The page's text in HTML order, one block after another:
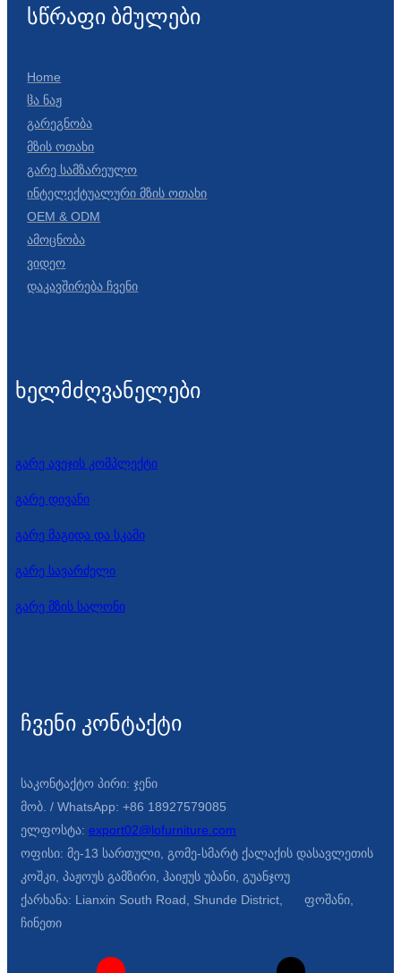
სწრაფი ბმულები
Home
Ჱა Ნაჟ
Გარეგნობა
Მზის Ოთახი
Გარე Სამზარეულო
Ინტელექტუალური Მზის Ოთახი
OEM & ODM
Ამოცნობა
Ვიდეო
Დაკავშირება Ჩვენი
ხელმძღვანელები
გარე ავეჯის კომპლექტი
გარე დივანი
გარე მაგიდა და სკამი
გარე სავარძელი
გარე მზის სალონი
ჩვენი კონტაქტი
საკონტაქტო პირი: ჯენი
მობ. / WhatsApp: +86 18927579085
ელფოსტა: export02@lofurniture.com
ოფისი: მე-13 სართული, გომე-სმარტ ქალაქის დასავლეთის
კოშკი, პაჟოუს გამზირი, ჰაიჟუს უბანი, გუანჯოუ
ქარხანა: Lianxin South Road, Shunde District, ფოშანი,
ჩინეთი